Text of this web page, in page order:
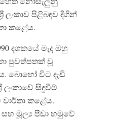
පිළිබඳව දිගින්
කළේය.
දශකයේ මැද ඔහු
පුවත්පතක් වූ
බොහෝ විට දැඩි
ලංකාවේ සිදුවීම්
කළේය.
මූල්‍ය පීඩා හමුවේ